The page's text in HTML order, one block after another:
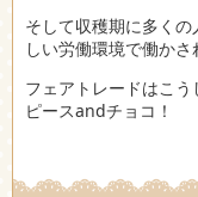
そして収穫期に多く
しい労働環境で働かさ
フェアトレードはこう
ピースandチョコ！